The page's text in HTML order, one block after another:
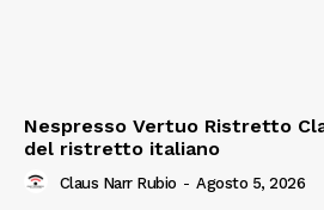
Nespresso Vertuo Ristretto
del ristretto italiano
Claus Narr Rubio - Agosto 5, 2026